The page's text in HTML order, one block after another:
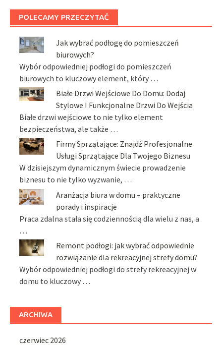
POLECAMY PRZECZYTAĆ
Jak wybrać podłogę do pomieszczeń
biurowych?
Wybór odpowiedniej podłogi do pomieszczeń
biurowych to kluczowy element, który …
Białe Drzwi Wejściowe Do Domu: Dodaj
Stylowe I Funkcjonalne Drzwi Do Wejścia
Białe drzwi wejściowe to nie tylko element
bezpieczeństwa, ale także …
Firmy Sprzątające: Znajdź Profesjonalne
Usługi Sprzątające Dla Twojego Biznesu
W dzisiejszym dynamicznym świecie prowadzenie
biznesu to nie tylko wyzwanie, …
Aranżacja biura w domu – praktyczne
porady i inspiracje
Praca zdalna stała się codziennością dla wielu z nas, a
…
Remont podłogi: jak wybrać odpowiednie
rozwiązanie dla rekreacyjnej strefy domu?
Wybór odpowiedniej podłogi do strefy rekreacyjnej w
domu to kluczowy …
ARCHIWA
czerwiec 2026